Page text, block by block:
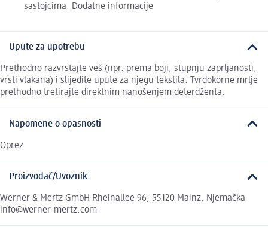
sastojcima. Dodatne informacije
Upute za upotrebu
Prethodno razvrstajte veš (npr. prema boji, stupnju zaprljanosti,
vrsti vlakana) i slijedite upute za njegu tekstila. Tvrdokorne mrlje
prethodno tretirajte direktnim nanošenjem deterdženta.
Napomene o opasnosti
Oprez
Proizvođač/Uvoznik
Werner & Mertz GmbH Rheinallee 96, 55120 Mainz, Njemačka
info@werner-mertz.com